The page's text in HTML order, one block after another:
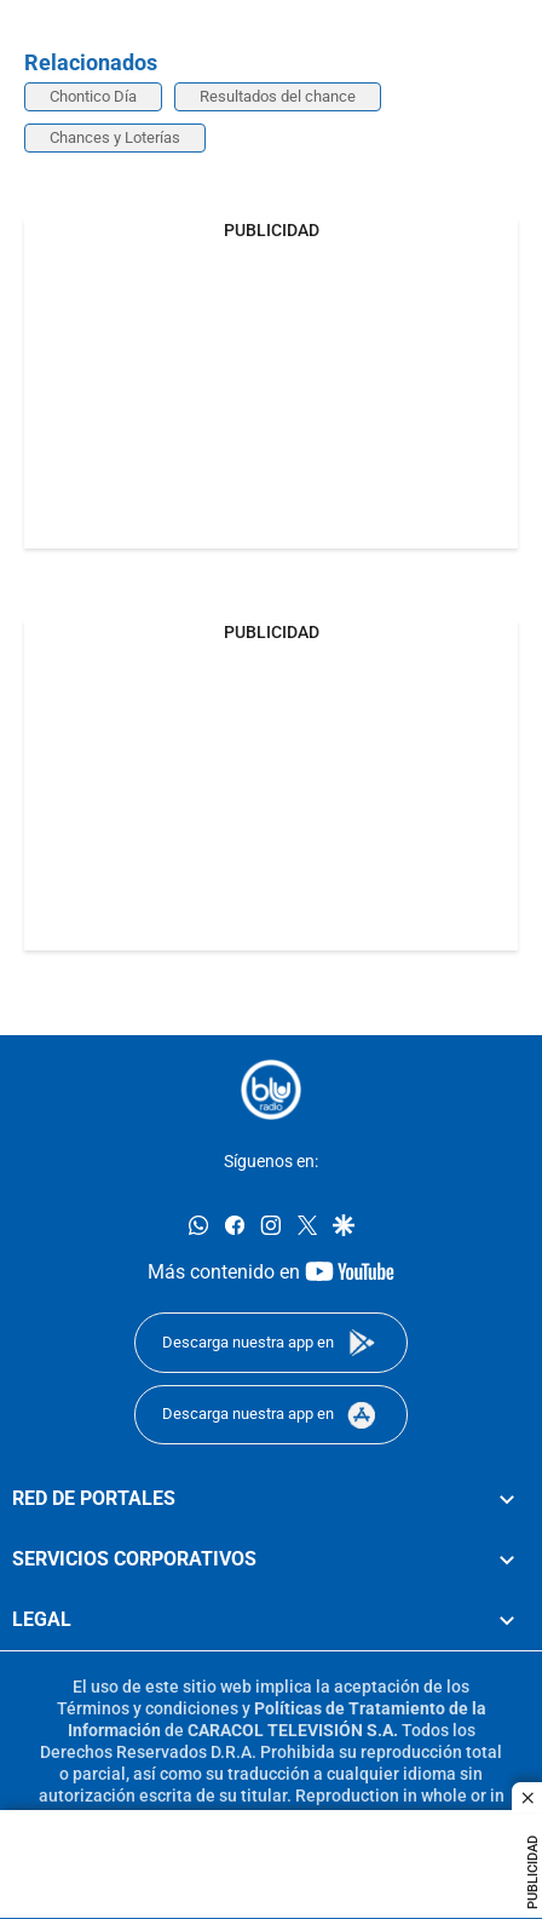
PUBLICIDAD
Relacionados
Chontico Día Resultados del chance
Chances y Loterías
PUBLICIDAD
PUBLICIDAD
Síguenos en:
whatsappfacebookinstagram
twittergoogle
Más contenido en
youtube-
Descarga nuestra app en
Descarga nuestra app en
RED DE PORTALES
SERVICIOS CORPORATIVOS
LEGAL
El uso de este sitio web implica la aceptación de los
Términos y condicionesy Políticas de Tratamiento de la
Información de CARACOL TELEVISIÓN S.A. Todos los
Derechos Reservados D.R.A. Prohibida su reproducción total
o parcial, así como su traducción a cualquier idioma sin
autorización escrita de su titular. Reproduction in whole or in